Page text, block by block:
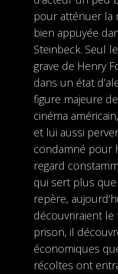
pour atténuer la
bien appuyée
Steinbeck. Seul
grave de Henry
dans un état
figure majeure
cinéma
et lui aussi
condamné pour
regard
qui sert plus
repère,
découvriraient
prison, il
économiques
récoltes ont